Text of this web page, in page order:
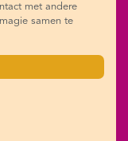
met andere
samen te